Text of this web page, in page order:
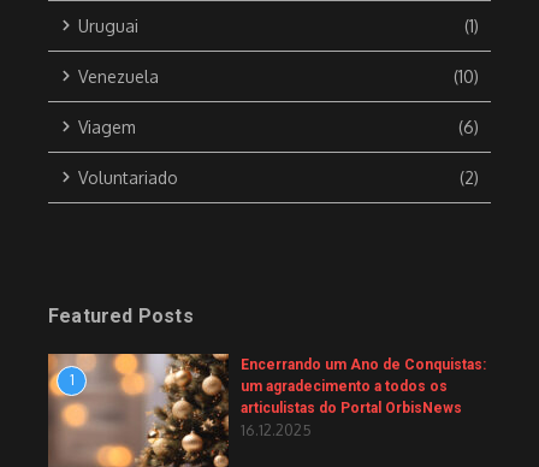
Uruguai (1)
Venezuela (10)
Viagem (6)
Voluntariado (2)
Featured Posts
1
Encerrando um Ano de Conquistas:
um agradecimento a todos os
articulistas do Portal OrbisNews
16.12.2025